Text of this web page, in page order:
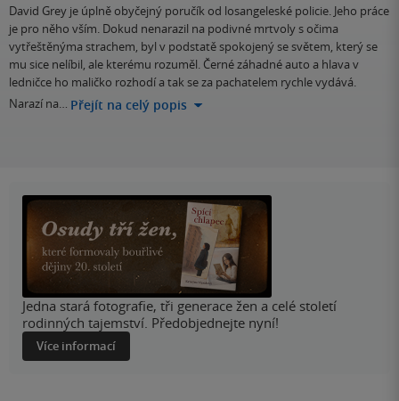
David Grey je úplně obyčejný poručík od losangeleské policie. Jeho práce
je pro něho vším. Dokud nenarazil na podivné mrtvoly s očima
vytřeštěnýma strachem, byl v podstatě spokojený se světem, který se
mu sice nelíbil, ale kterému rozuměl. Černé záhadné auto a hlava v
ledničce ho maličko rozhodí a tak se za pachatelem rychle vydává.
Narazí na… Přejít na celý popis
Jedna stará fotografie, tři generace žen a celé století
rodinných tajemství. Předobjednejte nyní!
Více informací